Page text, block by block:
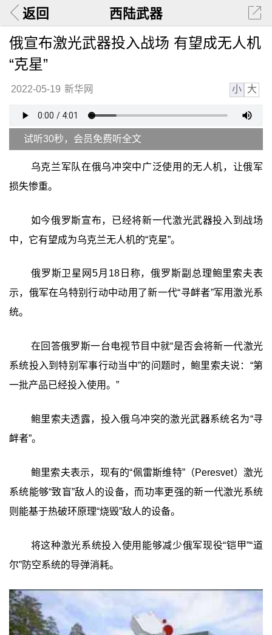
返回 西陆武器
俄宣布激光武器投入战场 有望成无人机
“克星”
2022-05-19 新华网 小 大
试听30秒，会员免费听全文
乌克兰军队在俄乌冲突中广泛使用的无人机，让俄军
损失惨重。
如今俄罗斯宣布，已经将新一代激光武器投入到战场
中，它有望成为乌克兰无人机的“克星”。
俄罗斯卫星网5月18日称，俄罗斯副总理鲍里索夫表
示，俄军在乌特别行动中动用了新一代“寻衅者”军用激光系
统。
在回答俄罗斯一台电视节目中就“是否会将新一代激光
系统投入到特别军事行动当中”的问题时，鲍里索夫说：“第
一批产品已经投入使用。”
鲍里索夫透露，投入俄乌冲突的激光武器系统名为“寻
衅者”。
鲍里索夫表示，现有的“佩雷斯维特”（Peresvet）激光
系统能够“致盲”敌人的设备，而功率更强的新一代激光系统
则能基于热破环原理“烧毁”敌人的设备。
将这种激光系统投入使用能够减少俄军现役“铠甲”“道
尔”防空系统的导弹消耗。